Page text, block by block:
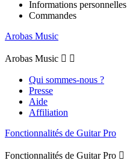
Informations personnelles
Commandes
Arobas Music
Arobas Music  
Qui sommes-nous ?
Presse
Aide
Affiliation
Fonctionnalités de Guitar Pro
Fonctionnalités de Guitar Pro 